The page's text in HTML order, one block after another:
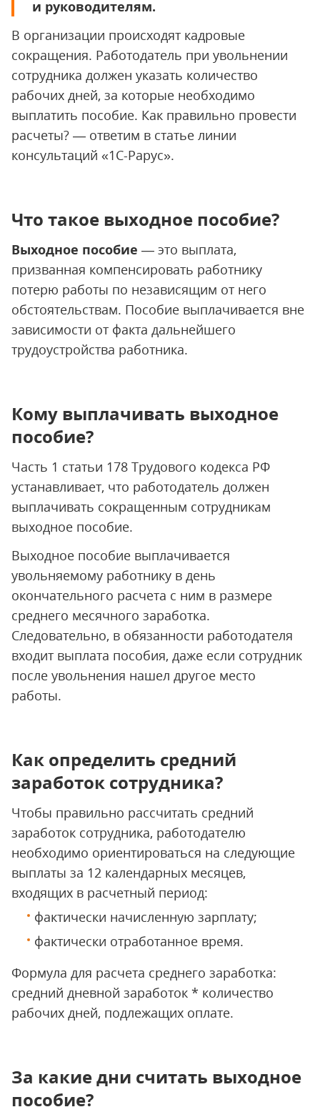
и руководителям.
В организации происходят кадровые
сокращения. Работодатель при увольнении
сотрудника должен указать количество
рабочих дней, за которые необходимо
выплатить пособие. Как правильно провести
расчеты? — ответим в статье линии
консультаций «1С-Рарус».
Что такое выходное пособие?
Выходное пособие — это выплата,
призванная компенсировать работнику
потерю работы по независящим от него
обстоятельствам. Пособие выплачивается вне
зависимости от факта дальнейшего
трудоустройства работника.
Кому выплачивать выходное
пособие?
Часть 1 статьи 178 Трудового кодекса РФ
устанавливает, что работодатель должен
выплачивать сокращенным сотрудникам
выходное пособие.
Выходное пособие выплачивается
увольняемому работнику в день
окончательного расчета с ним в размере
среднего месячного заработка.
Следовательно, в обязанности работодателя
входит выплата пособия, даже если сотрудник
после увольнения нашел другое место
работы.
Как определить средний
заработок сотрудника?
Чтобы правильно рассчитать средний
заработок сотрудника, работодателю
необходимо ориентироваться на следующие
выплаты за 12 календарных месяцев,
входящих в расчетный период:
фактически начисленную зарплату;
фактически отработанное время.
Формула для расчета среднего заработка:
средний дневной заработок * количество
рабочих дней, подлежащих оплате.
За какие дни считать выходное
пособие?